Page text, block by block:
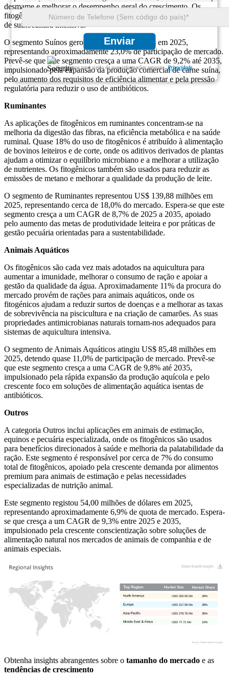
Enviar
Garantimos total sigilo de suas informações pessoais. Privacidade
desmame e melhorar o desempenho geral do crescimento. Os
fitogênicos também apoiam o controle de patógenos em ambientes
de suinocultura intensiva.
O segmento Suínos gerou US$ 178,64 milhões em 2025,
representando aproximadamente 23,0% de participação de mercado.
Prevê-se que este segmento cresça a uma CAGR de 9,2% até 2035,
impulsionado pela expansão da produção comercial de carne suína,
pelo aumento dos requisitos de eficiência alimentar e pela pressão
regulatória para reduzir o uso de antibióticos.
Ruminantes
As aplicações de fitogênicos em ruminantes concentram-se na
melhoria da digestão das fibras, na eficiência metabólica e na saúde
ruminal. Quase 18% do uso de fitogênicos é atribuído à alimentação
de bovinos leiteiros e de corte, onde os aditivos derivados de plantas
ajudam a otimizar o equilíbrio microbiano e a melhorar a utilização
de nutrientes. Os fitogênicos também são usados ​​para reduzir as
emissões de metano e melhorar a qualidade da produção de leite.
O segmento de Ruminantes representou US$ 139,88 milhões em
2025, representando cerca de 18,0% do mercado. Espera-se que este
segmento cresça a um CAGR de 8,7% de 2025 a 2035, apoiado
pelo aumento das metas de produtividade leiteira e por práticas de
gestão pecuária orientadas para a sustentabilidade.
Animais Aquáticos
Os fitogênicos são cada vez mais adotados na aquicultura para
aumentar a imunidade, melhorar o consumo de ração e apoiar a
gestão da qualidade da água. Aproximadamente 11% da procura do
mercado provém de rações para animais aquáticos, onde os
fitogénicos ajudam a reduzir surtos de doenças e a melhorar as taxas
de sobrevivência na piscicultura e na criação de camarões. As suas
propriedades antimicrobianas naturais tornam-nos adequados para
sistemas de aquicultura intensiva.
O segmento de Animais Aquáticos atingiu US$ 85,48 milhões em
2025, detendo quase 11,0% de participação de mercado. Prevê-se
que este segmento cresça a uma CAGR de 9,8% até 2035,
impulsionado pela rápida expansão da produção aquícola e pelo
crescente foco em soluções de alimentação aquática isentas de
antibióticos.
Outros
A categoria Outros inclui aplicações em animais de estimação,
equinos e pecuária especializada, onde os fitogênicos são usados ​​
para benefícios direcionados à saúde e melhoria da palatabilidade da
ração. Este segmento é responsável por cerca de 7% do consumo
total de fitogênicos, apoiado pela crescente demanda por alimentos
premium para animais de estimação e pelas necessidades
especializadas de nutrição animal.
Este segmento registou 54,00 milhões de dólares em 2025,
representando aproximadamente 6,9% de quota de mercado. Espera-
se que cresça a um CAGR de 9,3% entre 2025 e 2035,
impulsionado pela crescente conscientização sobre soluções de
alimentação natural nos mercados de animais de companhia e de
animais especiais.
10%
USD 77.71 Mn
36%
USD 279.76 Mn
28%
USD 217.59 Mn
26%
USD 202.05 Mn
Obtenha insights abrangentes sobre o tamanho do mercado e as
tendências de crescimento